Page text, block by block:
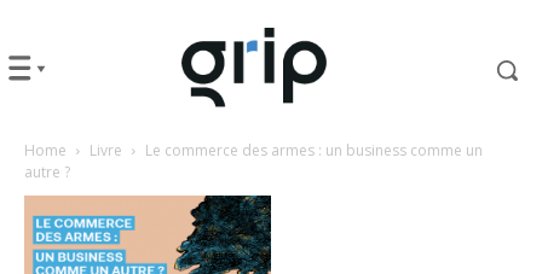
Home Livre
Le commerce des armes : un business comme un
autre ?